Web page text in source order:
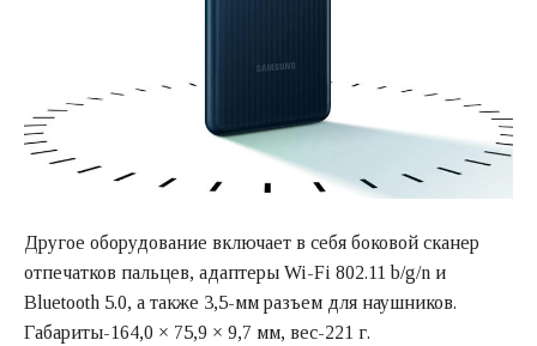
Другое оборудование включает в себя боковой сканер
отпечатков пальцев, адаптеры Wi-Fi 802.11 b/g/n и
Bluetooth 5.0, а также 3,5-мм разъем для наушников.
Габариты-164,0 × 75,9 × 9,7 мм, вес-221 г.